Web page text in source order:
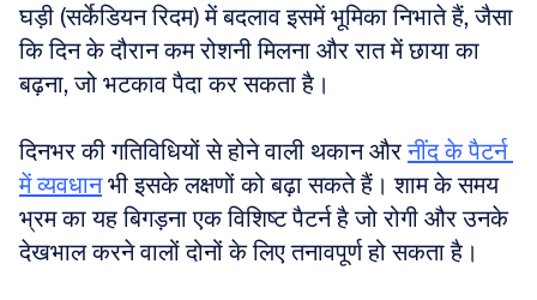
घड़ी (सर्केडियन रिदम) में बदलाव इसमें भूमिका निभाते हैं, जैसा
कि दिन के दौरान कम रोशनी मिलना और रात में छाया का
बढ़ना, जो भटकाव पैदा कर सकता है।
दिनभर की गतिविधियों से होने वाली थकान और नींद के पैटर्न
में व्यवधान भी इसके लक्षणों को बढ़ा सकते हैं। शाम के समय
भ्रम का यह बिगड़ना एक विशिष्ट पैटर्न है जो रोगी और उनके
देखभाल करने वालों दोनों के लिए तनावपूर्ण हो सकता है।